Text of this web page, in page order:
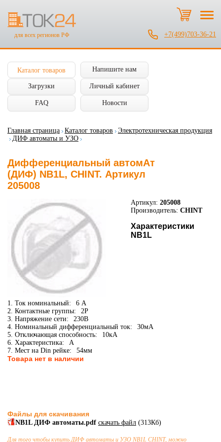
для всех регионов РФ +7(499)703-36-21
Каталог товаров Напишите нам
Загрузки Личный кабинет
FAQ Новости
Главная страница Каталог товаров
Электротехническая продукция
ДИФ автоматы и УЗО
Дифференциальный автомАт
(ДИФ) NB1L, CHINT. Артикул
205008
Артикул: 205008
Производитель: CHINT
Характеристики
NB1L
1. Ток номинальный:
6 А
2. Контактные группы:
2P
3. Напряжение сети:
230В
4. Номинальный дифференциальный ток:
30мА
5. Отключающая способность:
10кА
6. Характеристика:
A
7. Мест на Din рейке:
54мм
Товара нет в наличии
Файлы для скачивания
NB1L ДИФ автоматы.pdf скачать файл (313Кб)
Для того чтобы купитьДИФ автоматы и УЗО NB1L CHINT, можно